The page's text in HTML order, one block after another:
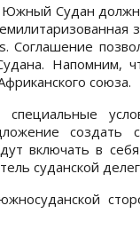
Судан
Соглашение
Напомним,
союза.
специальные
создать
включать в
суданской